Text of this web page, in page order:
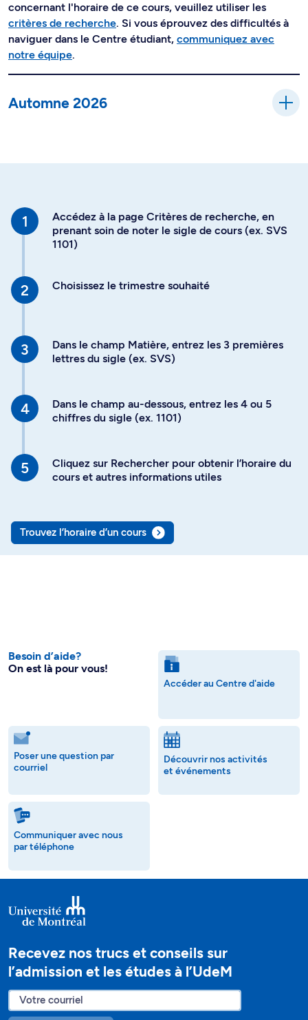
concernant l'horaire de ce cours, veuillez utiliser les
critères de recherche. Si vous éprouvez des difficultés à
naviguer dans le Centre étudiant, communiquez avec
notre équipe.
Automne 2026
Accédez à la page Critères de recherche, en
prenant soin de noter le sigle de cours (ex. SVS
1101)
Choisissez le trimestre souhaité
Dans le champ Matière, entrez les 3 premières
lettres du sigle (ex. SVS)
Dans le champ au-dessous, entrez les 4 ou 5
chiffres du sigle (ex. 1101)
Cliquez sur Rechercher pour obtenir l’horaire du
cours et autres informations utiles
Trouvez l’horaire d’un cours
Besoin d’aide?
On est là pour vous!
Accéder au Centre d'aide
Poser une question par
courriel
Découvrir nos activités
et événements
Communiquer avec nous
par téléphone
Recevez nos trucs et conseils sur
l’admission et les études à l’UdeM